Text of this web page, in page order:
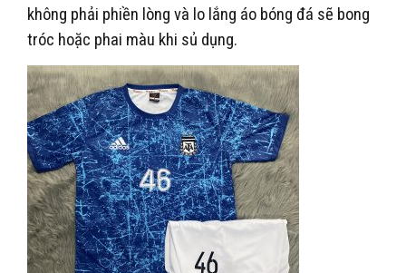
không phải phiền lòng và lo lắng áo bóng đá sẽ bong
tróc hoặc phai màu khi sủ dụng.